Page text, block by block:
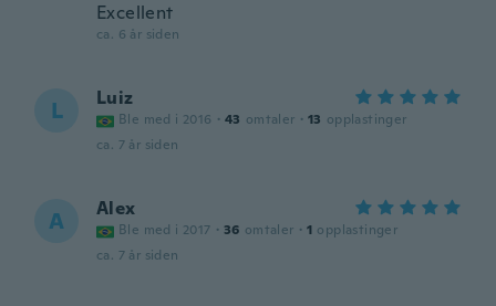
Excellent
ca. 6 år siden
L Luiz
Ble med i 2016 · 43 omtaler · 13 opplastinger
ca. 7 år siden
A Alex
Ble med i 2017 · 36 omtaler · 1 opplastinger
ca. 7 år siden